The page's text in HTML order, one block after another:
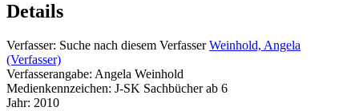
Details
Verfasser: Suche nach diesem Verfasser Weinhold, Angela
(Verfasser)
Verfasserangabe: Angela Weinhold
Medienkennzeichen: J-SK Sachbücher ab 6
Jahr: 2010